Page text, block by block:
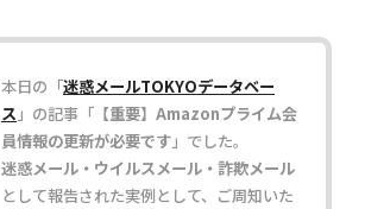
本日の「迷惑メールTOKYOデータベー
ス 」の記事「 【重要】Amazonプライム会
員情報の更新が必要です」でした。
迷惑メール・ウイルスメール・詐欺メール
として報告された実例として、ご周知いた